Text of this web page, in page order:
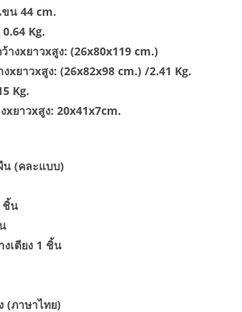
น 44 cm.
Kg.
งxยาวxสูง: (26x80x119 cm.)
xยาวxสูง: (26x82x98 cm.) /2.41 Kg.
Kg.
ยาวxสูง: 20x41x7cm.
น (คละแบบ)
ชิ้น
งเตียง 1 ชิ้น
(ภาษาไทย)